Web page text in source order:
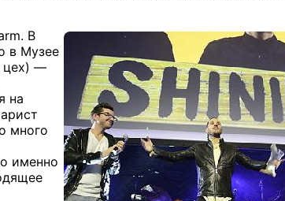
В
в Музее
цех) —
на
много
именно